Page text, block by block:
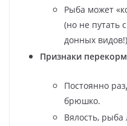
Рыба может
(но не путать
донных
Признаки
Постоянно
брюшко.
Вялость, рыба